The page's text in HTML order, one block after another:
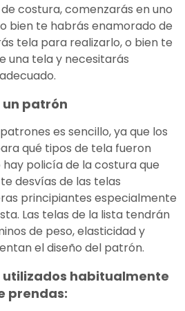
costura, comenzarás en uno
bien te habrás enamorado de
tela para realizarlo, o bien te
una tela y necesitarás
patrón
es sencillo, ya que los
qué tipos de tela fueron
hay policía de la costura que
desvías de las telas
principiantes especialmente
Las telas de la lista tendrán
de peso, elasticidad y
el diseño del patrón.
utilizados habitualmente
prendas: